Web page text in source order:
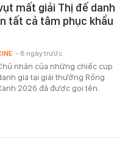
mất giải Thị đế danh
tất cả tâm phục khẩu
nhân của những chiếc cúp
giá tại giải thưởng Rồng
2026 đã được gọi tên.
- 8 ngày trước